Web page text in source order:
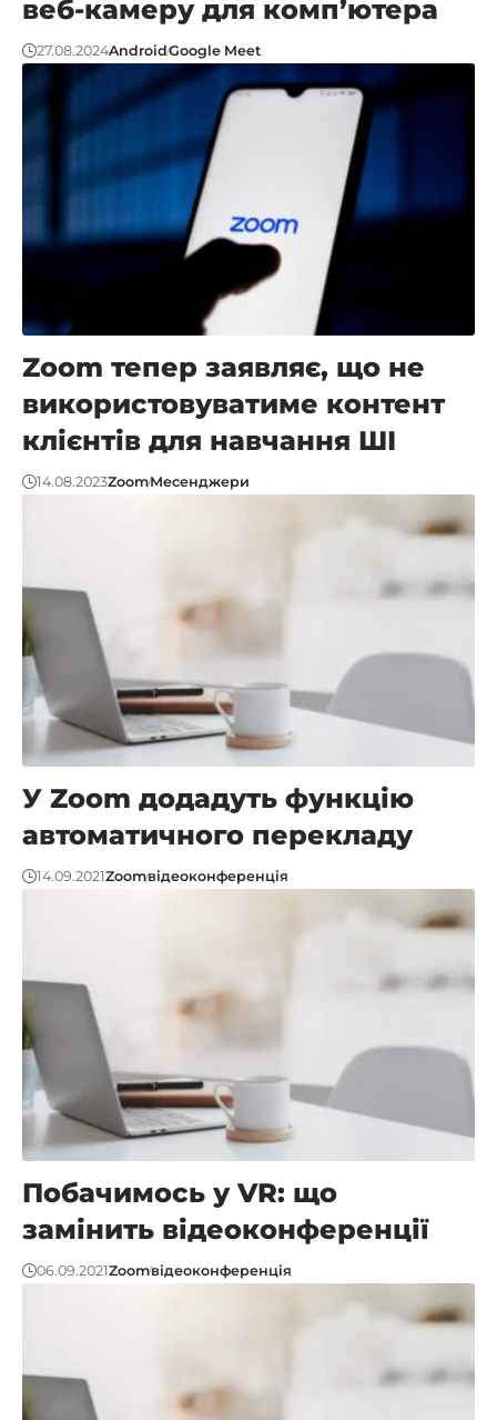
веб-камеру для комп’ютера
27.08.2024AndroidGoogle Meet
Zoom тепер заявляє, що не
використовуватиме контент
клієнтів для навчання ШІ
14.08.2023ZoomМесенджери
У Zoom додадуть функцію
автоматичного перекладу
14.09.2021Zoomвідеоконференція
Побачимось у VR: що
замінить відеоконференції
06.09.2021Zoomвідеоконференція